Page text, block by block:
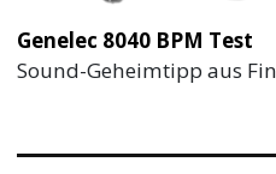
Genelec 8040 BPM Test
Sound-Geheimtipp aus